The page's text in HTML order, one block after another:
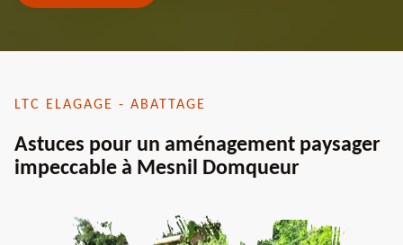
LTC ELAGAGE - ABATTAGE
Astuces pour un aménagement paysager
impeccable à Mesnil Domqueur